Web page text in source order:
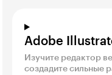
Adobe
Изучите редактор
создадите сильные